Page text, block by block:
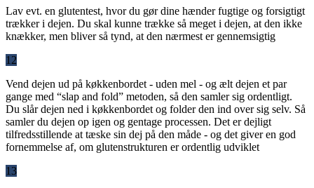
Lav evt. en glutentest, hvor du gør dine hænder fugtige og forsigtigt
trækker i dejen. Du skal kunne trække så meget i dejen, at den ikke
knækker, men bliver så tynd, at den nærmest er gennemsigtig
12
Vend dejen ud på køkkenbordet - uden mel - og ælt dejen et par
gange med “slap and fold” metoden, så den samler sig ordentligt.
Du slår dejen ned i køkkenbordet og folder den ind over sig selv. Så
samler du dejen op igen og gentage processen. Det er dejligt
tilfredsstillende at tæske sin dej på den måde - og det giver en god
fornemmelse af, om glutenstrukturen er ordentlig udviklet
13